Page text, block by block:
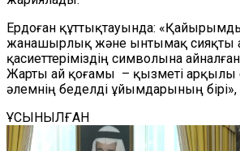
Ердоған құттықтауында:
жанашырлық және ынтымақ сияқты
қасиеттеріміздің символына
Жарты ай қоғамы – қызметі арқылы
әлемнің беделді ұйымдарының бірі»,
ҰСЫНЫЛҒАН